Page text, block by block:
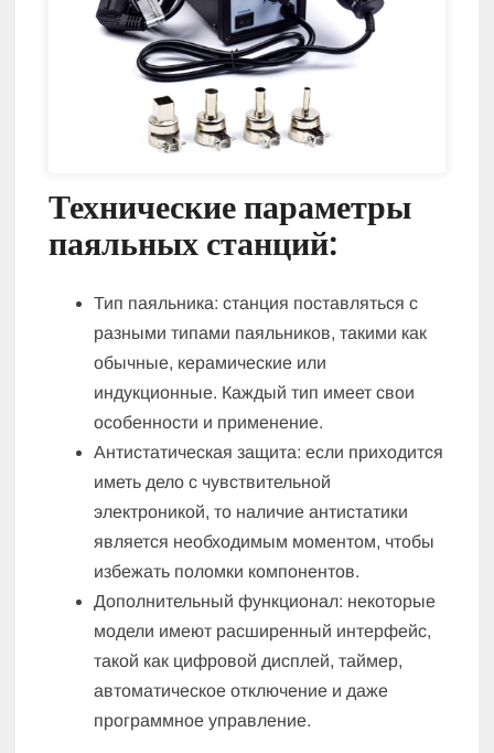
Технические параметры
паяльных станций:
Тип паяльника: станция поставляться с
разными типами паяльников, такими как
обычные, керамические или
индукционные. Каждый тип имеет свои
особенности и применение.
Антистатическая защита: если приходится
иметь дело с чувствительной
электроникой, то наличие антистатики
является необходимым моментом, чтобы
избежать поломки компонентов.
Дополнительный функционал: некоторые
модели имеют расширенный интерфейс,
такой как цифровой дисплей, таймер,
автоматическое отключение и даже
программное управление.